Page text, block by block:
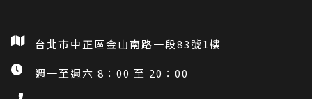
台北市中正區金山南路一段83號1樓
週一至週六 8：00 至 20：00